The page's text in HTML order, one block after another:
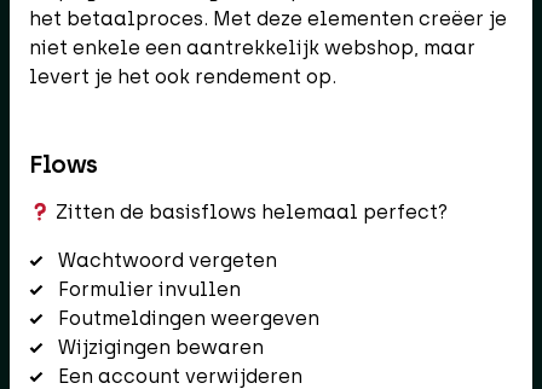
het betaalproces. Met deze elementen creëer je
niet enkele een aantrekkelijk webshop, maar
levert je het ook rendement op.
Flows
Zitten de basisflows helemaal perfect?
Wachtwoord vergeten
Formulier invullen
Foutmeldingen weergeven
Wijzigingen bewaren
Een account verwijderen